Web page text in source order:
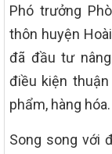
Phó trưởng
thôn huyện
đã đầu tư
điều kiện
phẩm, hàng hóa.
Song song với